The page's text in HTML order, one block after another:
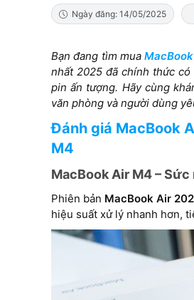
Ngày đăng: 14/05/2025
Bạn đang tìm mua
nhất 2025 đã chính thức
pin ấn tượng. Hãy cùng
văn phòng và người dùng
Đánh giá MacBook
M4
MacBook Air M4 –
Phiên bản MacBook Air
hiệu suất xử lý nhanh hơn,